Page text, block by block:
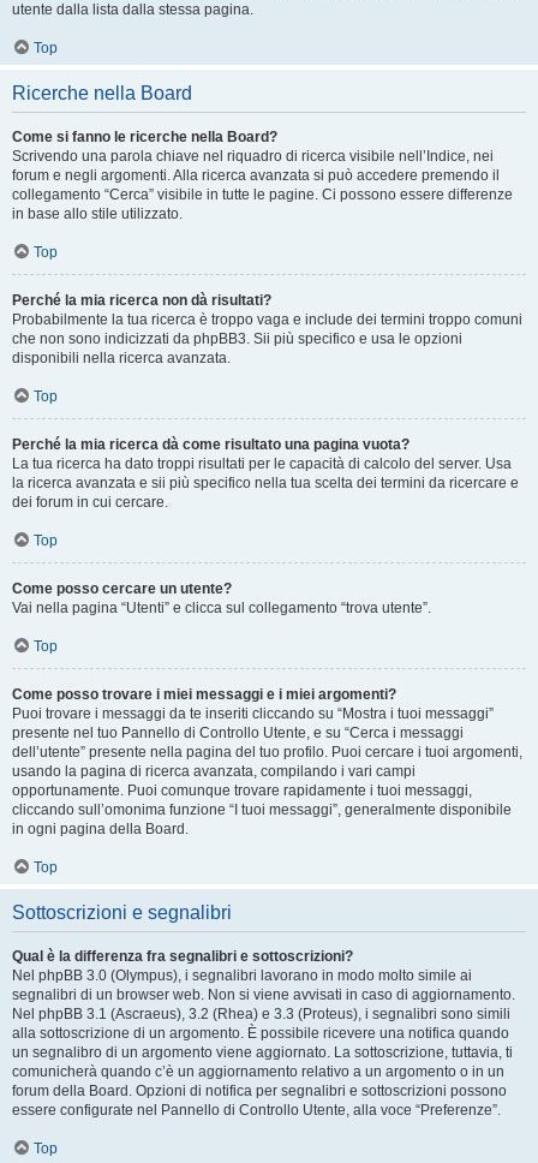
utente dalla lista dalla stessa pagina.
Top
Ricerche nella Board
Come si fanno le ricerche nella Board?
Scrivendo una parola chiave nel riquadro di ricerca visibile nell’Indice, nei
forum e negli argomenti. Alla ricerca avanzata si può accedere premendo il
collegamento “Cerca” visibile in tutte le pagine. Ci possono essere differenze
in base allo stile utilizzato.
Top
Perché la mia ricerca non dà risultati?
Probabilmente la tua ricerca è troppo vaga e include dei termini troppo comuni
che non sono indicizzati da phpBB3. Sii più specifico e usa le opzioni
disponibili nella ricerca avanzata.
Top
Perché la mia ricerca dà come risultato una pagina vuota?
La tua ricerca ha dato troppi risultati per le capacità di calcolo del server. Usa
la ricerca avanzata e sii più specifico nella tua scelta dei termini da ricercare e
dei forum in cui cercare.
Top
Come posso cercare un utente?
Vai nella pagina “Utenti” e clicca sul collegamento “trova utente”.
Top
Come posso trovare i miei messaggi e i miei argomenti?
Puoi trovare i messaggi da te inseriti cliccando su “Mostra i tuoi messaggi”
presente nel tuo Pannello di Controllo Utente, e su “Cerca i messaggi
dell’utente” presente nella pagina del tuo profilo. Puoi cercare i tuoi argomenti,
usando la pagina di ricerca avanzata, compilando i vari campi
opportunamente. Puoi comunque trovare rapidamente i tuoi messaggi,
cliccando sull’omonima funzione “I tuoi messaggi”, generalmente disponibile
in ogni pagina della Board.
Top
Sottoscrizioni e segnalibri
Qual è la differenza fra segnalibri e sottoscrizioni?
Nel phpBB 3.0 (Olympus), i segnalibri lavorano in modo molto simile ai
segnalibri di un browser web. Non si viene avvisati in caso di aggiornamento.
Nel phpBB 3.1 (Ascraeus), 3.2 (Rhea) e 3.3 (Proteus), i segnalibri sono simili
alla sottoscrizione di un argomento. È possibile ricevere una notifica quando
un segnalibro di un argomento viene aggiornato. La sottoscrizione, tuttavia, ti
comunicherà quando c’è un aggiornamento relativo a un argomento o in un
forum della Board. Opzioni di notifica per segnalibri e sottoscrizioni possono
essere configurate nel Pannello di Controllo Utente, alla voce “Preferenze”.
Top